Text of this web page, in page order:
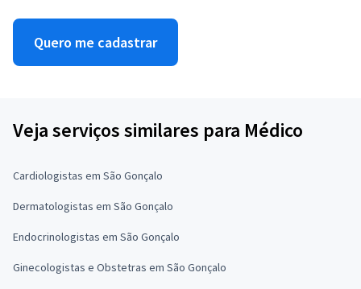
Quero me cadastrar
Veja serviços similares para Médico
Cardiologistas em São Gonçalo
Dermatologistas em São Gonçalo
Endocrinologistas em São Gonçalo
Ginecologistas e Obstetras em São Gonçalo